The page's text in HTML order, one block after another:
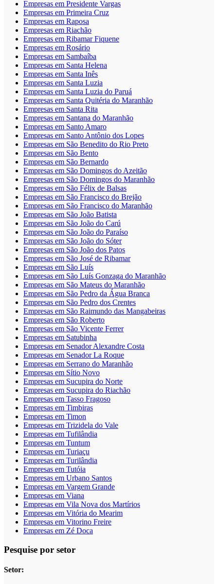
Empresas em Presidente Vargas
Empresas em Primeira Cruz
Empresas em Raposa
Empresas em Riachão
Empresas em Ribamar Fiquene
Empresas em Rosário
Empresas em Sambaíba
Empresas em Santa Helena
Empresas em Santa Inês
Empresas em Santa Luzia
Empresas em Santa Luzia do Paruá
Empresas em Santa Quitéria do Maranhão
Empresas em Santa Rita
Empresas em Santana do Maranhão
Empresas em Santo Amaro
Empresas em Santo Antônio dos Lopes
Empresas em São Benedito do Rio Preto
Empresas em São Bento
Empresas em São Bernardo
Empresas em São Domingos do Azeitão
Empresas em São Domingos do Maranhão
Empresas em São Félix de Balsas
Empresas em São Francisco do Brejão
Empresas em São Francisco do Maranhão
Empresas em São João Batista
Empresas em São João do Carú
Empresas em São João do Paraíso
Empresas em São João do Sóter
Empresas em São João dos Patos
Empresas em São José de Ribamar
Empresas em São Luís
Empresas em São Luís Gonzaga do Maranhão
Empresas em São Mateus do Maranhão
Empresas em São Pedro da Água Branca
Empresas em São Pedro dos Crentes
Empresas em São Raimundo das Mangabeiras
Empresas em São Roberto
Empresas em São Vicente Ferrer
Empresas em Satubinha
Empresas em Senador Alexandre Costa
Empresas em Senador La Roque
Empresas em Serrano do Maranhão
Empresas em Sítio Novo
Empresas em Sucupira do Norte
Empresas em Sucupira do Riachão
Empresas em Tasso Fragoso
Empresas em Timbiras
Empresas em Timon
Empresas em Trizidela do Vale
Empresas em Tufilândia
Empresas em Tuntum
Empresas em Turiaçu
Empresas em Turilândia
Empresas em Tutóia
Empresas em Urbano Santos
Empresas em Vargem Grande
Empresas em Viana
Empresas em Vila Nova dos Martírios
Empresas em Vitória do Mearim
Empresas em Vitorino Freire
Empresas em Zé Doca
Pesquise por setor
Setor: